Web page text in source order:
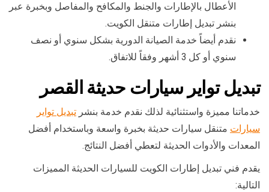
الأعطال بالإطارات والجنط والمكافح والمفاصل وبخبرة عبر
بنشر تبديل إطارات متنقل الكويت.
نقدم أيضاً خدمة الصيانة الدورية بشكل سنوي أو نصف
سنوي أو كل 3 أشهر وفقاً للاتفاق.
تبديل تواير سيارات حديثة القصر
خدماتنا مميزة واستثنائية لذلك نقدم خدمة بنشر تبديل تواير
سيارات متنقل سيارات حديثة بخبرة واسعة وباستخدام أفضل
المعدات والأدوات الحديثة لتعطي أفضل النتائج.
يقدم فني تبديل إطارات الكويت للسيارات الحديثة المميزات
التالية: